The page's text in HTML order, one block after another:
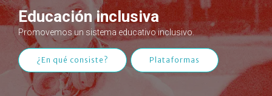
Educación inclusiva
Promovemos un sistema educativo inclusivo.
¿En qué consiste? Plataformas